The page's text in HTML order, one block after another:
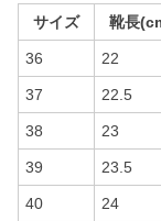
サイズ 靴長
36 22
37 22.5
38 23
39 23.5
40 24